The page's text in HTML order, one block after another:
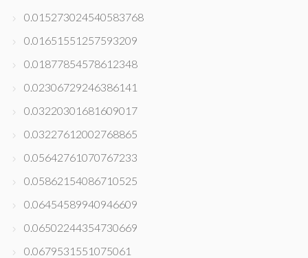
0.015273024540583768
0.01651551257593209
0.01877854578612348
0.02306729246386141
0.03220301681609017
0.03227612002768865
0.05642761070767233
0.05862154086710525
0.06454589940946609
0.06502244354730669
0.0679531551075061